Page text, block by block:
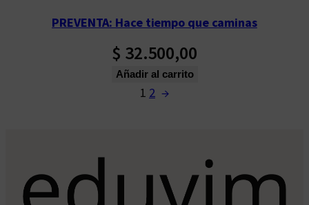
PREVENTA: Hace tiempo que caminas
$ 32.500,00
Añadir al carrito
1 2 →